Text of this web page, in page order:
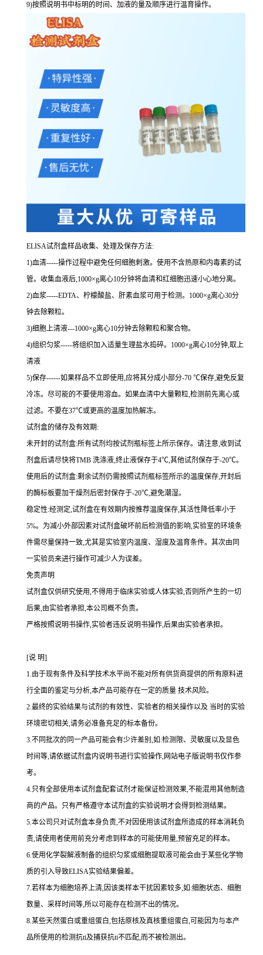
9)按照说明书中标明的时间、加液的量及顺序进行温育操作。
ELISA试剂盒样品收集、处理及保存方法:
1)血清-----操作过程中避免任何细胞刺激。使用不含热原和内毒素的试
管。收集血液后,1000×g离心10分钟将血清和红细胞迅速小心地分离。
2)血浆-----EDTA、柠檬酸盐、肝素血浆可用于检测。 1000×g离心30分
钟去除颗粒。
3)细胞上清液---1000×g离心10分钟去除颗粒和聚合物。
4)组织匀浆-----将组织加入适量生理盐水捣碎。 1000×g离心10分钟,取上
清液
5)保存------如果样品不立即使用,应将其分成小部分-70 ℃保存,避免反复
冷冻。尽可能的不要使用溶血。如果血清中大量颗粒,检测前先离心或
过滤。不要在37℃或更高的温度加热解冻。
试剂盒的储存及有效期:
未开封的试剂盒:所有试剂均按试剂瓶标签上所示保存。请注意,收到试
剂盒后请尽快将TMB 洗涤液,终止液保存于4℃,其他试剂保存于-20℃。
使用后的试剂盒:剩余试剂仍需按照试剂瓶标签所示的温度保存,开封后
的酶标板要加干燥剂后密封保存于-20℃,避免潮湿。
稳定性:经测定,试剂盒在有效期内按推荐温度保存,其活性降低率小于
5%。为减小外部因素对试剂盒破坏前后检测值的影响,实验室的环境条
件需尽量保持一致,尤其是实验室内温度、湿度及温育条件。其次由同
一实验员来进行操作可减少人为误差。
免责声明
试剂盒仅供研究使用,不得用于临床实验或人体实验,否则所产生的一切
后果,由实验者承担,本公司概不负责。
严格按照说明书操作,实验者违反说明书操作,后果由实验者承担。
[说 明]
1.由于现有条件及科学技术水平尚不能对所有供货商提供的所有原料进
行全面的鉴定与分析,本产品可能存在一定的质量 技术风险。
2.最终的实验结果与试剂的有效性、实验者的相关操作以及 当时的实验
环境密切相关,请务必准备充足的标本备份。
3.不同批次的同一产品可能会有少许差别,如:检测限、灵敏度以及显色
时间等,请依据试剂盒内说明书进行实验操作,网站电子版说明书仅作参
考。
4.只有全部使用本试剂盒配套试剂才能保证检测效果,不能混用其他制造
商的产品。只有严格遵守本试剂盒的实验说明才会得到 检测结果。
5.本公司只对试剂盒本身负责,不对因使用该试剂盒所造成的样本消耗负
责,请使用者使用前充分考虑到样本的可能使用量,预留充足的样本。
6.使用化学裂解液制备的组织匀浆或细胞提取液可能会由于某些化学物
质的引入导致ELISA实验结果偏差。
7.若样本为细胞培养上清,因该类样本干扰因素较多,如:细胞状态、细胞
数量、采样时间等,所以可能存在检测不出的情况。
8.某些天然蛋白或重组蛋白,包括原核及真核重组蛋白,可能因为与本产
品所使用的检测抗ti及捕获抗ti不匹配,而不被检测出。